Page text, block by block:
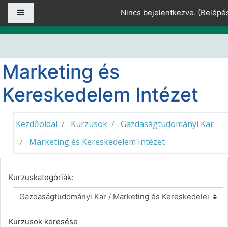
Tovább a fő tartalomhoz
Nincs bejelentkezve. (
Marketing és
Kereskedelem Intézet
Kezdőoldal Kurzusok
Gazdaságtudományi Kar
Marketing és Kereskedelem Intézet
Kurzuskategóriák:
Kurzusok keresése